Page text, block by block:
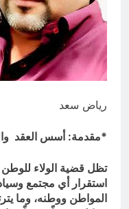
يصلوا فليصلوا معك وليأخذوا حذرهم)
رياض سعد
*مقدمة: أسس العقد
تظل قضية الولاء للوطن
استقرار أي مجتمع
المواطن ووطنه، وما